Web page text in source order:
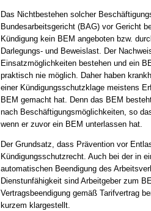
Das Nichtbestehen solcher
Bundesarbeitsgericht (BAG) vor Gericht
Kündigung kein BEM angeboten bzw.
Darlegungs- und Beweislast. Der
Einsatzmöglichkeiten bestehen und ein
praktisch nie möglich. Daher haben
einer Kündigungsschutzklage meistens
BEM gemacht hat. Denn das BEM
nach Beschäftigungsmöglichkeiten, so
wenn er zuvor ein BEM unterlassen hat.
Der Grundsatz, dass Prävention vor
Kündigungsschutzrecht. Auch bei der in
automatischen Beendigung des
Dienstunfähigkeit sind Arbeitgeber zum
Vertragsbeendigung gemäß Tarifvertrag
kurzem klargestellt.